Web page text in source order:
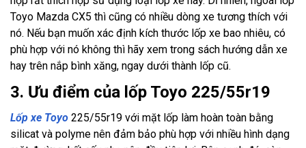
Toyo Mazda CX5 thì cũng có nhiều dòng xe tương thích với
nó. Nếu bạn muốn xác định kích thước lốp xe bao nhiêu, có
phù hợp với nó không thì hãy xem trong sách hướng dẫn xe
hay trên nắp bình xăng, ngay dưới thành lốp cũ.
3. Ưu điểm của lốp Toyo 225/55r19
Lốp xe Toyo 225/55r19 với mặt lốp làm hoàn toàn bằng
silicat và polyme nên đảm bảo phù hợp với nhiều hình dạng